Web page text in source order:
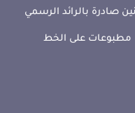
صادرة بالرائد الرسمي
مطبوعات على الخط